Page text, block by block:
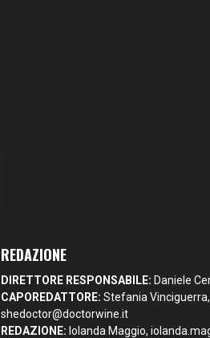
REDAZIONE
DIRETTORE RESPONSABILE: Daniele
CAPOREDATTORE: Stefania Vinciguerra,
shedoctor@doctorwine.it
REDAZIONE: Iolanda Maggio,